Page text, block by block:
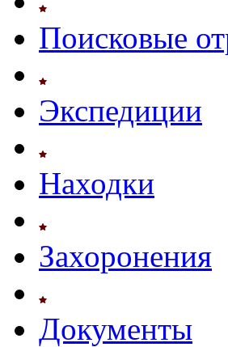
Поисковые
Экспедиции
Находки
Захоронения
Документы